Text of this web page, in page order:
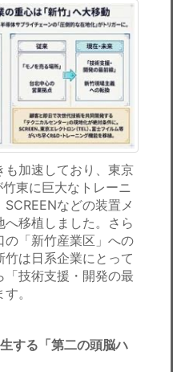
加速しており、東京
東に巨大なトレーニ
などの装置メ
へ移植しました。さら
の「新竹産業区」への
は日系企業にとって
「技術支援・開発の最
。
する「第二の頭脳ハ